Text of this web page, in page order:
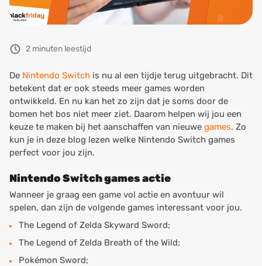
2 minuten leestijd
De Nintendo Switch is nu al een tijdje terug uitgebracht. Dit
betekent dat er ook steeds meer games worden
ontwikkeld. En nu kan het zo zijn dat je soms door de
bomen het bos niet meer ziet. Daarom helpen wij jou een
keuze te maken bij het aanschaffen van nieuwe games. Zo
kun je in deze blog lezen welke Nintendo Switch games
perfect voor jou zijn.
Nintendo Switch games actie
Wanneer je graag een game vol actie en avontuur wil
spelen, dan zijn de volgende games interessant voor jou.
The Legend of Zelda Skyward Sword;
The Legend of Zelda Breath of the Wild;
Pokémon Sword;